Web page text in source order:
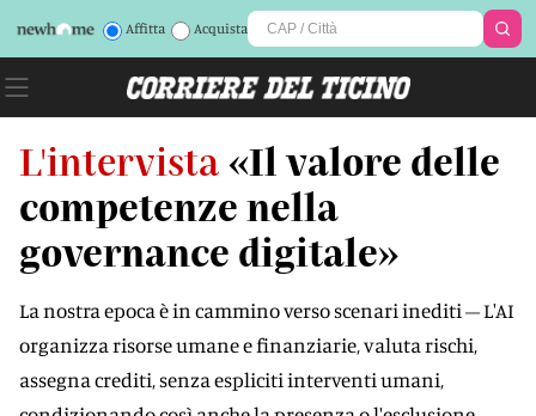
Affitta Acquista
L'intervista «Il valore delle
competenze nella
governance digitale»
La nostra epoca è in cammino verso scenari inediti – L'AI
organizza risorse umane e finanziarie, valuta rischi,
assegna crediti, senza espliciti interventi umani,